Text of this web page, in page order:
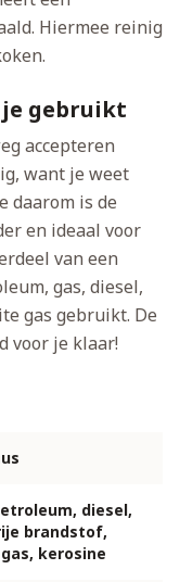
Hiermee reinig
je gebruikt
accepteren
want je weet
daarom is de
en ideaal voor
van een
gas, diesel,
gas gebruikt. De
voor je klaar!
diesel,
brandstof,
kerosine